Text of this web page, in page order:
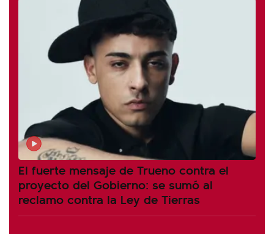
El fuerte mensaje de Trueno contra el
proyecto del Gobierno: se sumó al
reclamo contra la Ley de Tierras